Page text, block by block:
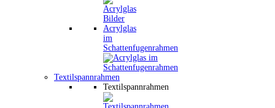
Acrylglas
im
Schattenfugenrahmen
Textilspannrahmen
Textilspannrahmen